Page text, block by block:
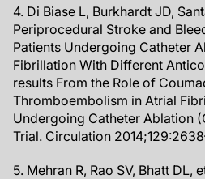
4. Di Biase L, Burkhardt JD,
Periprocedural Stroke and
Patients Undergoing Catheter
Fibrillation With Different
results From the Role of
Thromboembolism in Atrial
Undergoing Catheter Ablation
Trial. Circulation
5. Mehran R, Rao SV, Bhatt DL,